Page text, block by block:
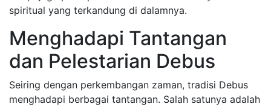
spiritual yang terkandung di dalamnya.
Menghadapi Tantangan
dan Pelestarian Debus
Seiring dengan perkembangan zaman, tradisi Debus
menghadapi berbagai tantangan. Salah satunya adalah